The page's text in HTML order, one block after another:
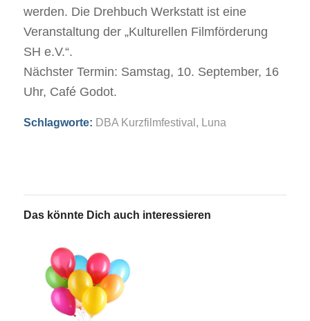
werden. Die Drehbuch Werkstatt ist eine
Veranstaltung der „Kulturellen Filmförderung
SH e.V.“.
Nächster Termin: Samstag, 10. September, 16
Uhr, Café Godot.
Schlagworte: DBA Kurzfilmfestival , Luna
Das könnte Dich auch interessieren